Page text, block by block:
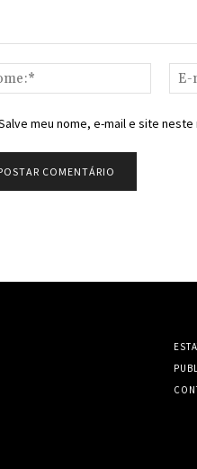
Nome:*
meu nome, e-mail e site